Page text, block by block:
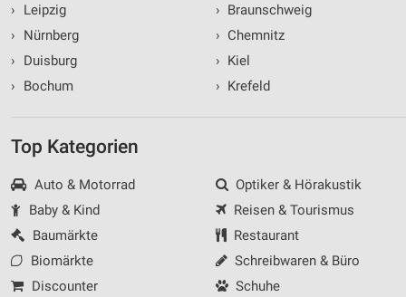
›
Leipzig
›
Nürnberg
›
Duisburg
›
Bochum
› Braunschweig
› Chemnitz
› Kiel
› Krefeld
Top Kategorien
Auto & Motorrad
Baby & Kind
Baumärkte
Biomärkte
Discounter
Optiker & Hörakustik
Reisen & Tourismus
Restaurant
Schreibwaren & Büro
Schuhe